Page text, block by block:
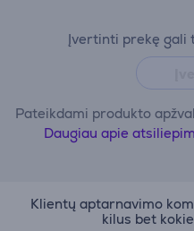
Įvertinti prekę gali
Pateikdami produkto
Daugiau apie
Klientų aptarnavimo
kilus bet